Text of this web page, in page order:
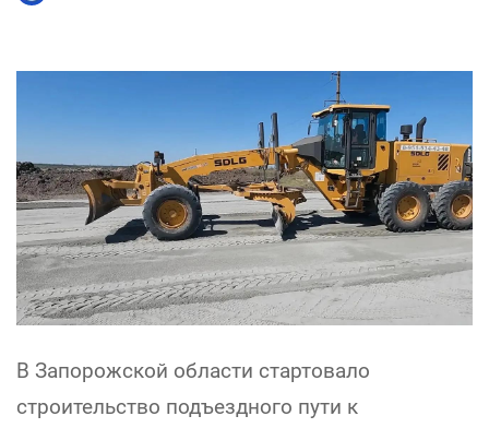
В Запорожской области стартовало
строительство подъездного пути к